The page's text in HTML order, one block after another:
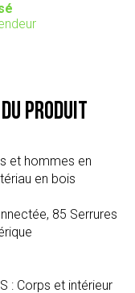
PRODUIT
et hommes en
en bois
85 Serrures
: Corps et intérieur